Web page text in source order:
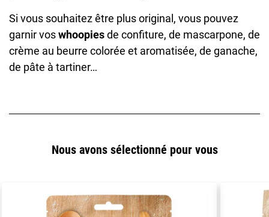
Si vous souhaitez être plus original, vous pouvez
garnir voswhoopiesde confiture, de mascarpone, de
crème au beurre colorée et aromatisée, de ganache,
de pâte à tartiner…
Nous avons sélectionné pour vous